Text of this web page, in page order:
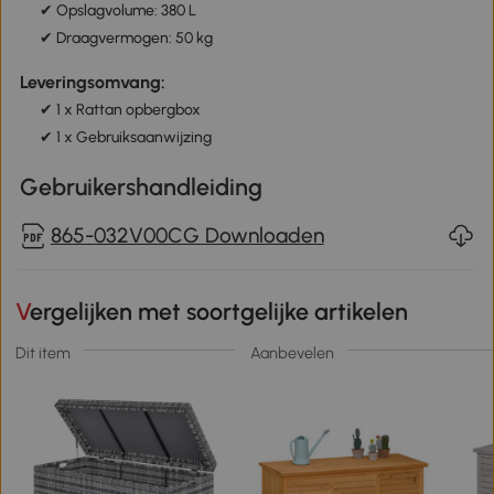
✔ Opslagvolume: 380 L
✔ Draagvermogen: 50 kg
Leveringsomvang:
✔ 1 x Rattan opbergbox
✔ 1 x Gebruiksaanwijzing
Gebruikershandleiding
865-032V00CG Downloaden
Vergelijken met soortgelijke artikelen
Dit item Aanbevelen